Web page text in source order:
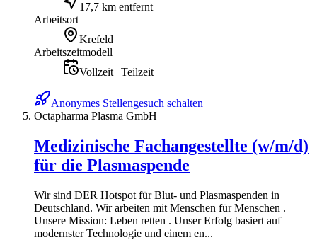
17,7 km entfernt
Arbeitsort
Krefeld
Arbeitszeitmodell
Vollzeit | Teilzeit
Anonymes Stellengesuch schalten
Octapharma Plasma GmbH
Medizinische Fachangestellte (w/m/d)
für die Plasmaspende
Wir sind DER Hotspot für Blut- und Plasmaspenden in
Deutschland. Wir arbeiten mit Menschen für Menschen .
Unsere Mission: Leben retten . Unser Erfolg basiert auf
modernster Technologie und einem en...